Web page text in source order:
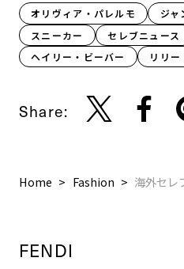
オリヴィア・パレルモ ジャ
スニーカー
セレブニュース
ヘイリー・ビーバー
リリー
Share:
Home Fashion 海外セレ
FENDI